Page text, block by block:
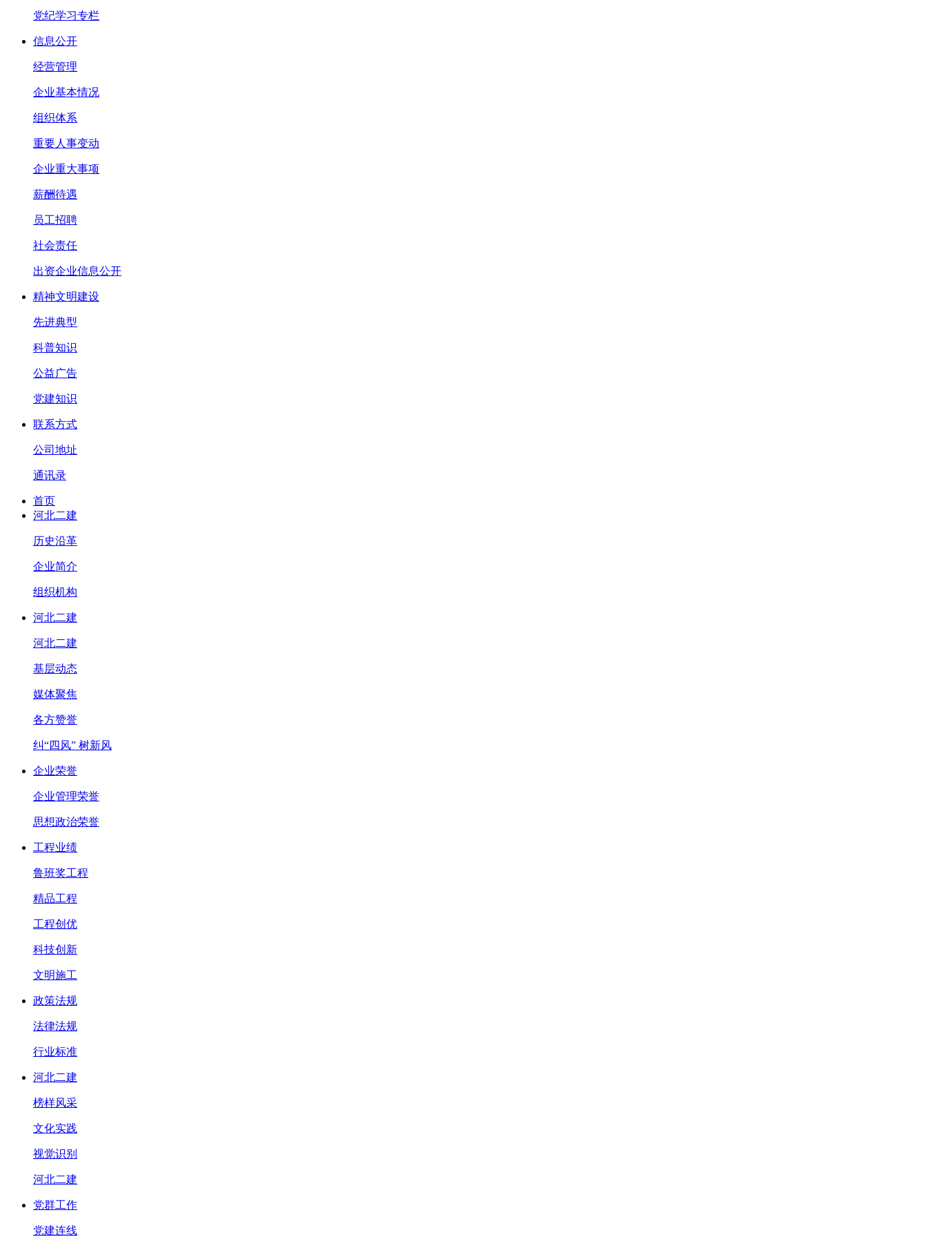
党纪学习专栏
信息公开
经营管理
企业基本情况
组织体系
重要人事变动
企业重大事项
薪酬待遇
员工招聘
社会责任
出资企业信息公开
精神文明建设
先进典型
科普知识
公益广告
党建知识
联系方式
公司地址
通讯录
首页
河北二建
历史沿革
企业简介
组织机构
河北二建
河北二建
基层动态
媒体聚焦
各方赞誉
纠“四风” 树新风
企业荣誉
企业管理荣誉
思想政治荣誉
工程业绩
鲁班奖工程
精品工程
工程创优
科技创新
文明施工
政策法规
法律法规
行业标准
河北二建
榜样风采
文化实践
视觉识别
河北二建
党群工作
党建连线